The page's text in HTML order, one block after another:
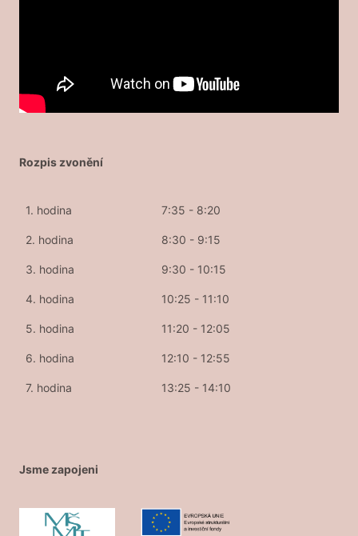
Rozpis zvonění
1. hodina 7:35 - 8:20
2. hodina 8:30 - 9:15
3. hodina 9:30 - 10:15
4. hodina 10:25 - 11:10
5. hodina 11:20 - 12:05
6. hodina 12:10 - 12:55
7. hodina 13:25 - 14:10
Jsme zapojeni